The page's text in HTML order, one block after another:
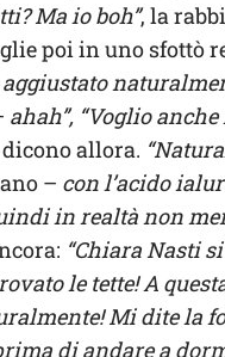
Ma io boh”, la
poi in uno sfottò
ahah”, “Voglio
dicono allora.
– con l’acido
in realtà non
“Chiara Nasti
le tette! A
Mi dite la
di andare a